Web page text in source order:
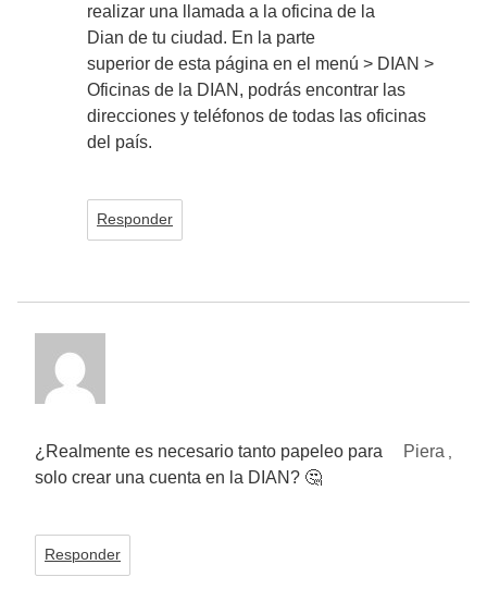
realizar una llamada a la oficina de la
Dian de tu ciudad. En la parte
superior de esta página en el menú > DIAN >
Oficinas de la DIAN, podrás encontrar las
direcciones y teléfonos de todas las oficinas
del país.
Responder
Piera
¿Realmente es necesario tanto papeleo para
solo crear una cuenta en la DIAN? 🤔
Responder